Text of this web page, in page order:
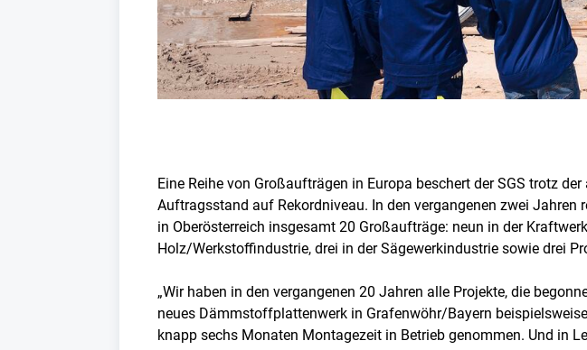
Eine Reihe von Großaufträgen in Europa beschert der SGS trotz
Auftragsstand auf Rekordniveau. In den vergangenen zwei
in Oberösterreich insgesamt 20 Großaufträge: neun in der
Holz/Werkstoffindustrie, drei in der Sägewerkindustrie sowie drei
„Wir haben in den vergangenen 20 Jahren alle Projekte, die
neues Dämmstoffplattenwerk in Grafenwöhr/Bayern
knapp sechs Monaten Montagezeit in Betrieb genommen. Und in